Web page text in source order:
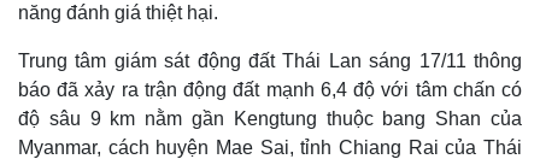
năng đánh giá thiệt hại.
Trung tâm giám sát động đất Thái Lan sáng 17/11 thông
báo đã xảy ra trận động đất mạnh 6,4 độ với tâm chấn có
độ sâu 9 km nằm gần Kengtung thuộc bang Shan của
Myanmar, cách huyện Mae Sai, tỉnh Chiang Rai của Thái